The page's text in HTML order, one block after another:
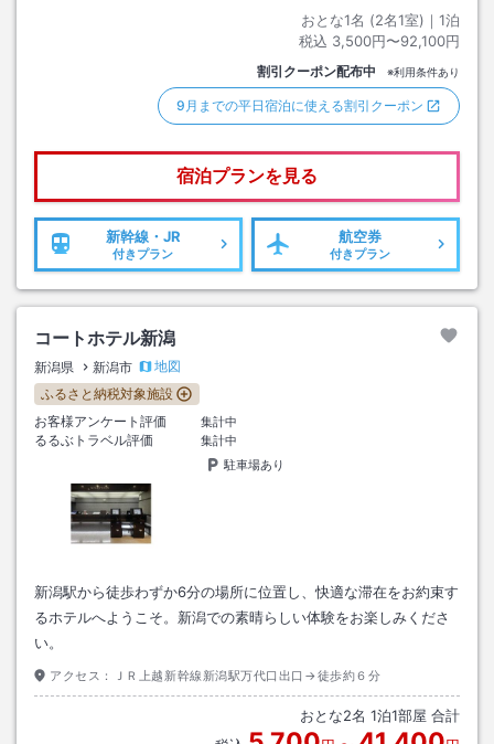
おとな1名 (2名1室)｜ 1泊
税込 3,500円〜92,100円
割引クーポン配布中 ※利用条件あり
9月までの平日宿泊に使える割引クーポン
宿泊プランを見る
新幹線・JR
付きプラン
航空券
付きプラン
コートホテル新潟
新潟県 新潟市
地図
ふるさと納税対象施設
お客様アンケート評価
集計中
るるぶトラベル評価
集計中
駐車場あり
新潟駅から徒歩わずか6分の場所に位置し、快適な滞在をお約束す
るホテルへようこそ。新潟での素晴らしい体験をお楽しみくださ
い。
アクセス： ＪＲ上越新幹線新潟駅万代口出口→徒歩約６分
おとな2名 1泊1部屋 合計